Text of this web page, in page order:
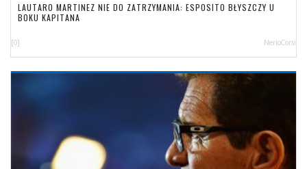
LAUTARO MARTINEZ NIE DO ZATRZYMANIA: ESPOSITO BŁYSZCZY U
BOKU KAPITANA
[0] NerioCorsi